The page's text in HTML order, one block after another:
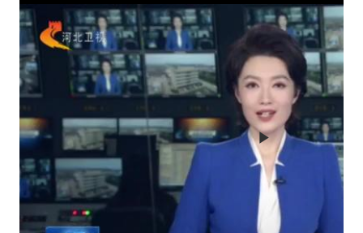
Play
Video